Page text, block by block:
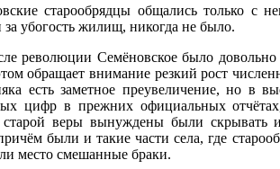
старообрядцы общались только
убогость жилищ, никогда не было.
революции Семёновское было
обращает внимание резкий рост
есть заметное преувеличение, но в
цифр в прежних официальных
веры вынуждены были скрывать
были и такие части села, где
место смешанные браки.